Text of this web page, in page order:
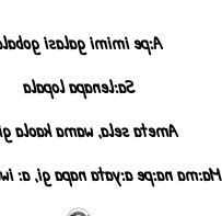
imimi galasi gobala
Sa:lenapa lopala
sela, wama kaola gile.
a:yata napa gi, a: iwalelalowa